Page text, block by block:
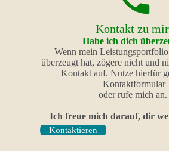
Kontakt zu mir
Habe ich dich
Wenn mein
überzeugt hat, zögere nicht und
Kontakt auf. Nutze hierfür
Kontaktformular
oder rufe mich an.
Ich freue mich darauf, dir
Kontaktieren